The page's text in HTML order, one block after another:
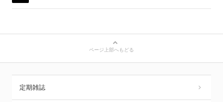
ページ上部へもどる
定期雑誌